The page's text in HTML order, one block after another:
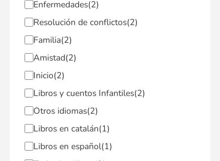
Enfermedades(2)
Resolución de conflictos(2)
Familia(2)
Amistad(2)
Inicio(2)
Libros y cuentos Infantiles(2)
Otros idiomas(2)
Libros en catalán(1)
Libros en español(1)